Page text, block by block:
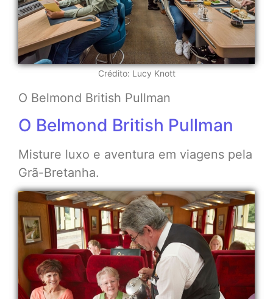
Crédito: Lucy Knott
O Belmond British Pullman
O Belmond British Pullman
Misture luxo e aventura em viagens pela
Grã-Bretanha.